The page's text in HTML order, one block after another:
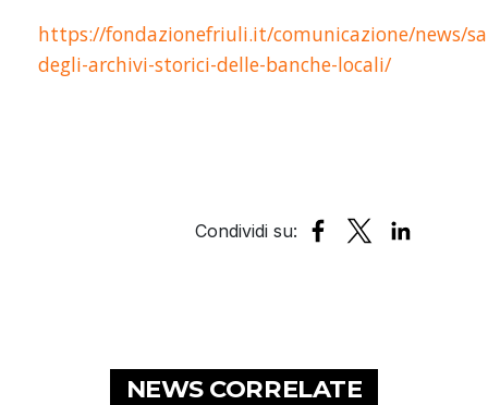
https://fondazionefriuli.it/comunicazione/news/
degli-archivi-storici-delle-banche-locali/
NEWS CORRELATE